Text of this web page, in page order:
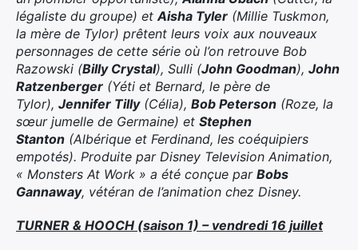
légaliste du groupe) etAisha Tyler (Millie Tuskmon,
la mère de Tylor) prêtent leurs voix aux nouveaux
personnages de cette série où l’on retrouve Bob
Razowski (Billy Crystal), Sulli (John Goodman), John
Ratzenberger (Yéti et Bernard, le père de
Tylor), Jennifer Tilly(Célia), Bob Peterson (Roze, la
sœur jumelle de Germaine) et Stephen
Stanton (Albérique et Ferdinand, les coéquipiers
empotés). Produite par Disney Television Animation,
« Monsters At Work » a été conçue par Bobs
Gannaway, vétéran de l’animation chez Disney.
TURNER & HOOCH (saison 1) – vendredi 16 juillet